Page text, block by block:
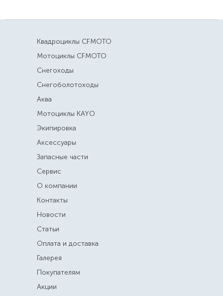
Квадроциклы CFMOTO
Мотоциклы CFMOTO
Снегоходы
Снегоболотоходы
Аква
Мотоциклы KAYO
Экипировка
Аксессуары
Запасные части
Сервис
О компании
Контакты
Новости
Статьи
Оплата и доставка
Галерея
Покупателям
Акции